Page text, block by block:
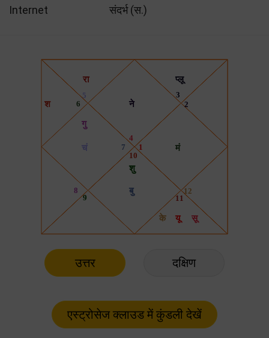
Internet संदर्भ (स.)
उत्तर दक्षिण